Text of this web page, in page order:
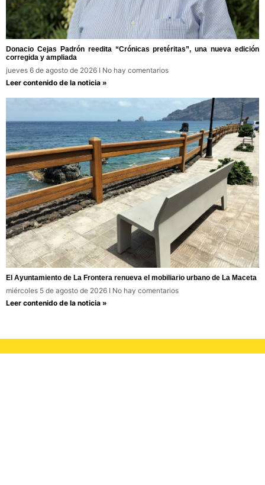
Donacio Cejas Padrón reedita “Crónicas pretéritas”, una nueva edición
corregida y ampliada
jueves 6 de agosto de 2026
No hay comentarios
Leer contenido de la noticia »
El Ayuntamiento de La Frontera renueva el mobiliario urbano de La Maceta
miércoles 5 de agosto de 2026
No hay comentarios
Leer contenido de la noticia »